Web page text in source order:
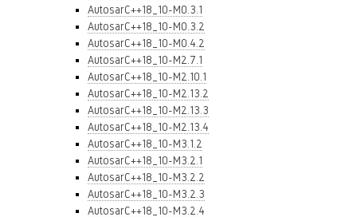
AutosarC++18_10-M0.3.1
AutosarC++18_10-M0.3.2
AutosarC++18_10-M0.4.2
AutosarC++18_10-M2.7.1
AutosarC++18_10-M2.10.1
AutosarC++18_10-M2.13.2
AutosarC++18_10-M2.13.3
AutosarC++18_10-M2.13.4
AutosarC++18_10-M3.1.2
AutosarC++18_10-M3.2.1
AutosarC++18_10-M3.2.2
AutosarC++18_10-M3.2.3
AutosarC++18_10-M3.2.4